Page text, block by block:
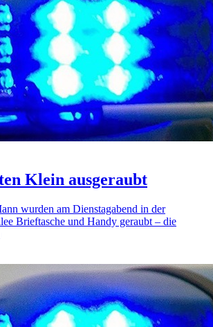
Klein ausgeraubt
wurden am Dienstagabend in der
Brieftasche und Handy geraubt – die